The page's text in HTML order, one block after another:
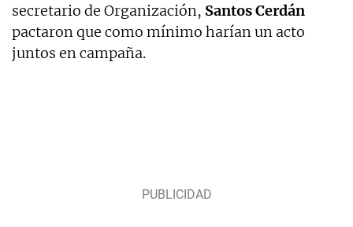
secretario de Organización, Santos Cerdán
pactaron que como mínimo harían un acto
juntos en campaña.